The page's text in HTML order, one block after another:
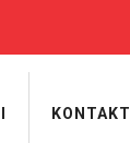
KONTAKT